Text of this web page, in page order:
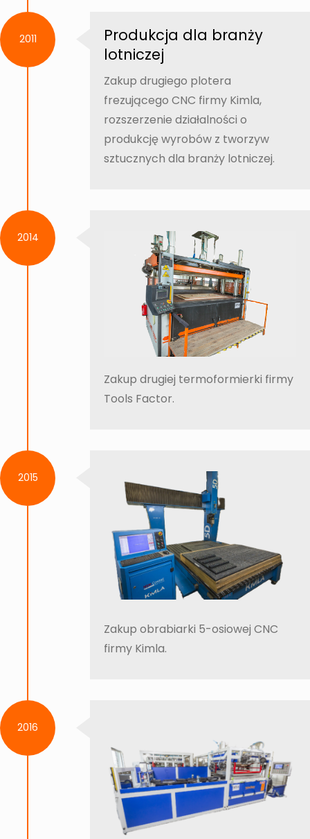
Produkcja dla branży
lotniczej
Zakup drugiego plotera
frezującego CNC firmy Kimla,
rozszerzenie działalności o
produkcję wyrobów z tworzyw
sztucznych dla branży lotniczej.
2011
Zakup drugiej termoformierki firmy
Tools Factor.
2014
Zakup obrabiarki 5-osiowej CNC
firmy Kimla.
2015
2016